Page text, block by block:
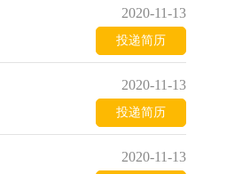
2020-11-13
投递简历
2020-11-13
投递简历
2020-11-13